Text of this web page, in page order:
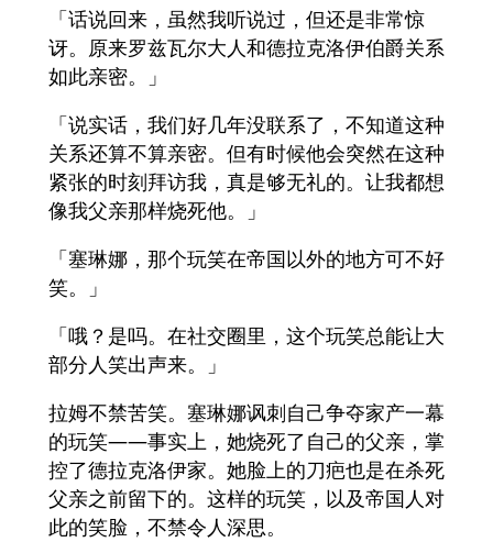
「话说回来，虽然我听说过，但还是非常惊
讶。原来罗兹瓦尔大人和德拉克洛伊伯爵关系
如此亲密。」
「说实话，我们好几年没联系了，不知道这种
关系还算不算亲密。但有时候他会突然在这种
紧张的时刻拜访我，真是够无礼的。让我都想
像我父亲那样烧死他。」
「塞琳娜，那个玩笑在帝国以外的地方可不好
笑。」
「哦？是吗。在社交圈里，这个玩笑总能让大
部分人笑出声来。」
拉姆不禁苦笑。塞琳娜讽刺自己争夺家产一幕
的玩笑——事实上，她烧死了自己的父亲，掌
控了德拉克洛伊家。她脸上的刀疤也是在杀死
父亲之前留下的。这样的玩笑，以及帝国人对
此的笑脸，不禁令人深思。